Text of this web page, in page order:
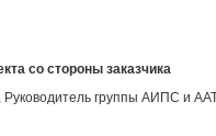
со стороны заказчика
Руководитель группы АИПС и